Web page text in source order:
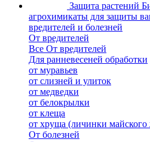
Защита растений
агрохимикаты для защиты
вредителей и болезней
От вредителей
Все От вредителей
Для ранневесеней обработки
от муравьев
от слизней и улиток
от медведки
от белокрылки
от клеща
от хруща (личинки майского
От болезней